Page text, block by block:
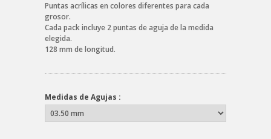
Puntas acrílicas en colores diferentes para cada
grosor.
Cada pack incluye 2 puntas de aguja de la medida
elegida.
128 mm de longitud.
Medidas de Agujas :